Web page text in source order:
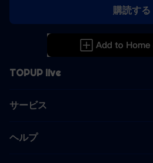
TOPUP live
サービス
ヘルプ
購読する